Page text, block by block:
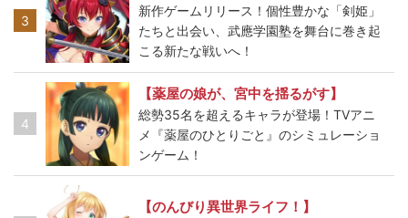
3
新作ゲームリリース！個性豊かな「剣姫」
たちと出会い、武應学園塾を舞台に巻き起
こる新たな戦いへ！
4
【薬屋の娘が、宮中を揺るがす】
総勢35名を超えるキャラが登場！TVアニ
メ『薬屋のひとりごと』のシミュレーショ
ンゲーム！
【のんびり異世界ライフ！】